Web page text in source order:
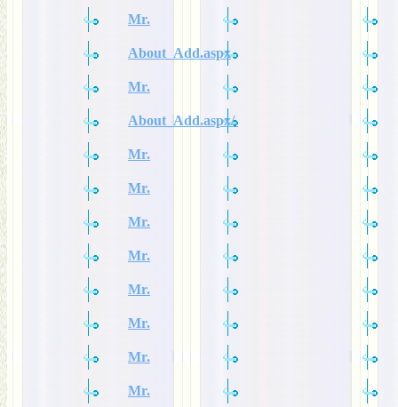
Mr.
About_Add.aspx
Mr.
About_Add.aspx/.
Mr.
Mr.
Mr.
Mr.
Mr.
Mr.
Mr.
Mr.